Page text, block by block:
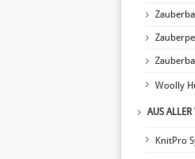
Woolly
AUS ALLER
KnitPro